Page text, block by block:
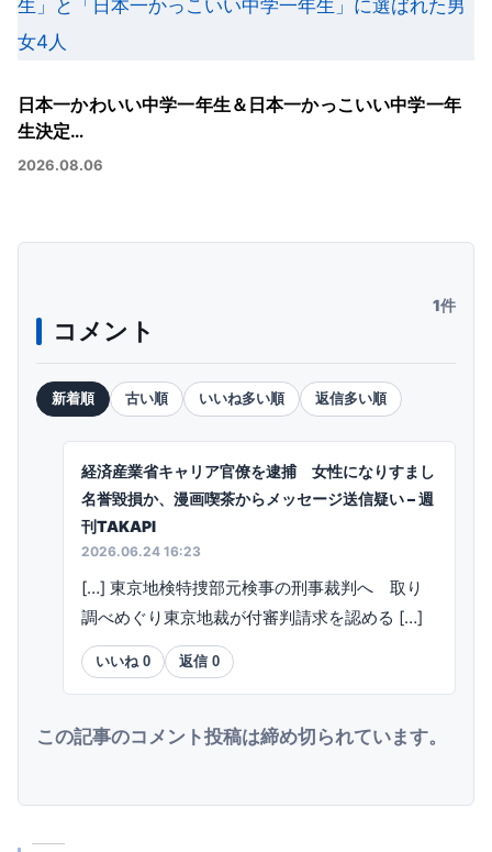
日本一かわいい中学一年生＆日本一かっこいい中学一年
生決定…
2026.08.06
コメント
1件
新着順 古い順 いいね多い順 返信多い順
経済産業省キャリア官僚を逮捕 女性になりすまし
名誉毀損か、漫画喫茶からメッセージ送信疑い – 週
刊TAKAPI
2026.06.24 16:23
[…] 東京地検特捜部元検事の刑事裁判へ 取り
調べめぐり東京地裁が付審判請求を認める […]
いいね 0 返信 0
この記事のコメント投稿は締め切られています。